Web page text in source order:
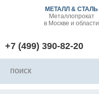
МЕТАЛЛ & СТАЛЬ
Металлопрокат
в Москве и области
+7 (499) 390-82-20